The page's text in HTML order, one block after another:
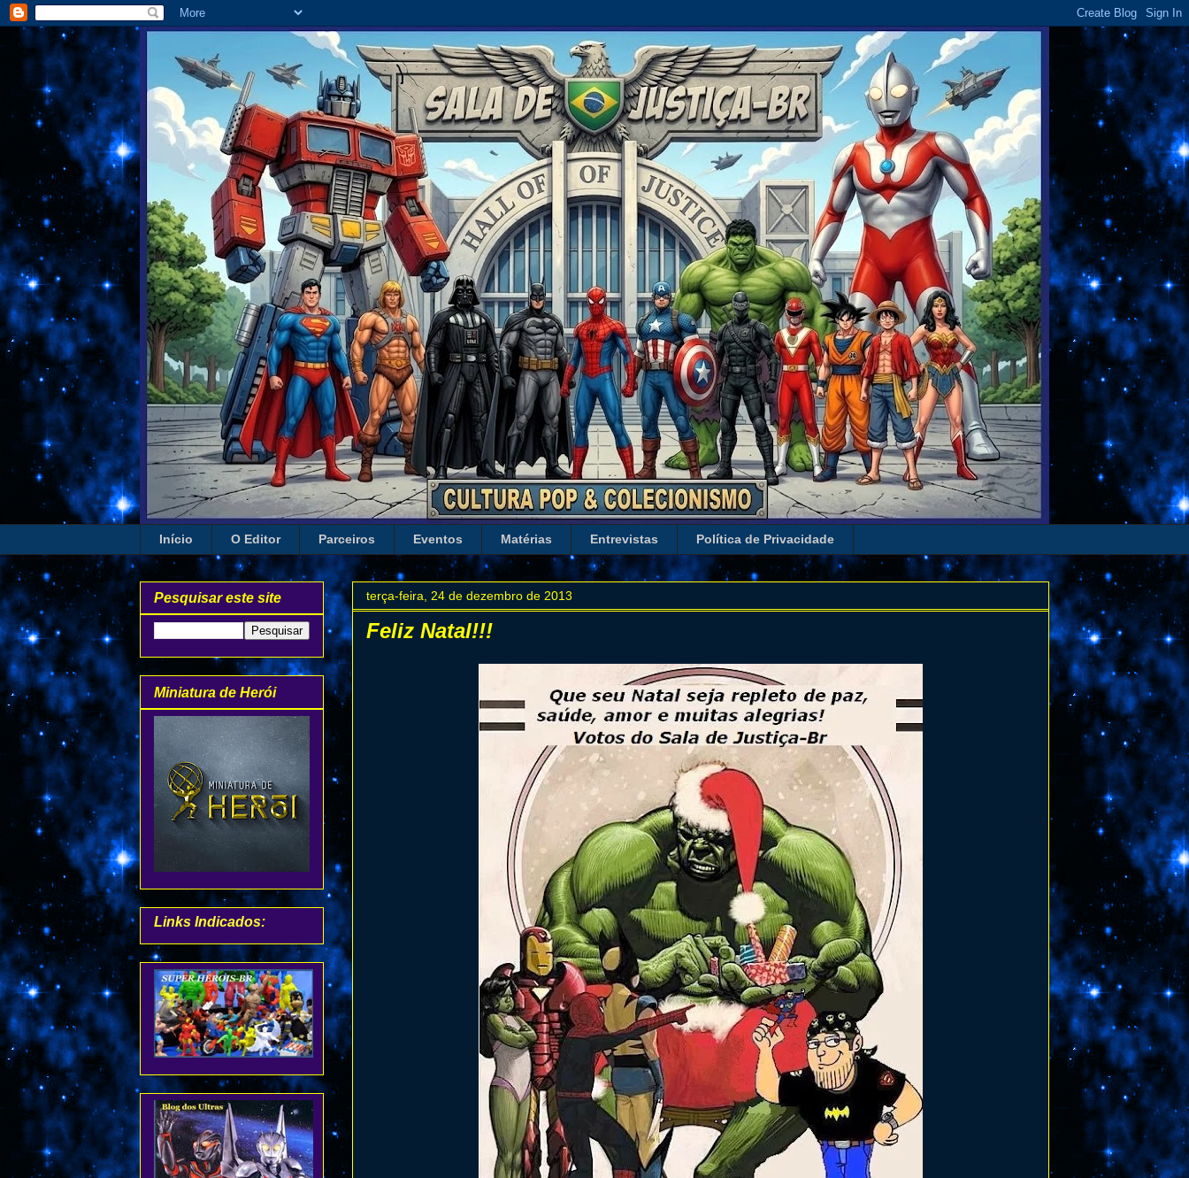
Início O Editor Parceiros Eventos Matérias Entrevistas Política de Privacidade
terça-feira, 24 de dezembro de 2013
Feliz Natal!!!
Pesquisar este site
Miniatura de Herói
Links Indicados: